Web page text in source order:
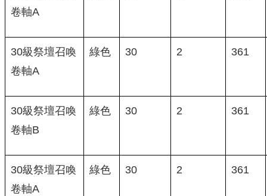
卷軸A
30級祭壇召喚
卷軸A
綠色 30 2 361
30級祭壇召喚
卷軸B
綠色 30 2 361
30級祭壇召喚
卷軸A
綠色 30 2 361